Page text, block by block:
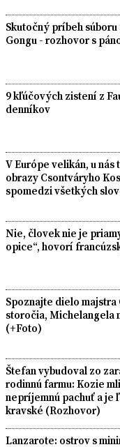
Skutočný príbeh súboru
Gongu - rozhovor s
9 kľúčových zistení z
denníkov
V Európe velikán, u nás
obrazy Csontváryho
spomedzi všetkých
Nie, človek nie je
opice“, hovorí
Spoznajte dielo majstra
storočia, Michelangela
(+Foto)
Štefan vybudoval zo
rodinnú farmu: Kozie
nepríjemnú pachuť a je
kravské (Rozhovor)
Lanzarote: ostrov s